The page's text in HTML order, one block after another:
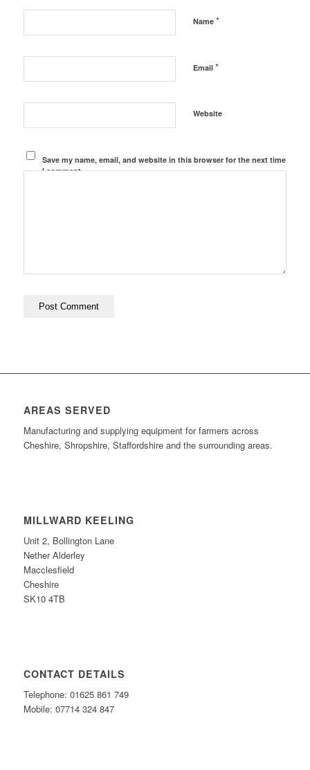
Name *
Email *
Website
Save my name, email, and website in this browser for the next time
I comment.
AREAS SERVED
Manufacturing and supplying equipment for farmers across
Cheshire, Shropshire, Staffordshire and the surrounding areas.
MILLWARD KEELING
Unit 2, Bollington Lane
Nether Alderley
Macclesfield
Cheshire
SK10 4TB
CONTACT DETAILS
Telephone: 01625 861 749
Mobile: 07714 324 847